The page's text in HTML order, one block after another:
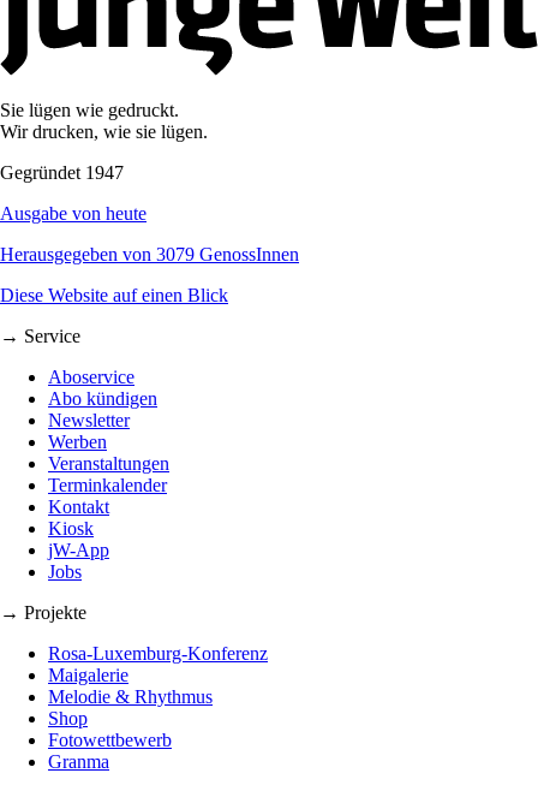
Sie lügen wie gedruckt.
Wir drucken, wie sie lügen.
Gegründet 1947
Ausgabe von heute
Herausgegeben von 3079 GenossInnen
Diese Website auf einen Blick
→ Service
Aboservice
Abo kündigen
Newsletter
Werben
Veranstaltungen
Terminkalender
Kontakt
Kiosk
jW-App
Jobs
→ Projekte
Rosa-Luxemburg-Konferenz
Maigalerie
Melodie & Rhythmus
Shop
Fotowettbewerb
Granma